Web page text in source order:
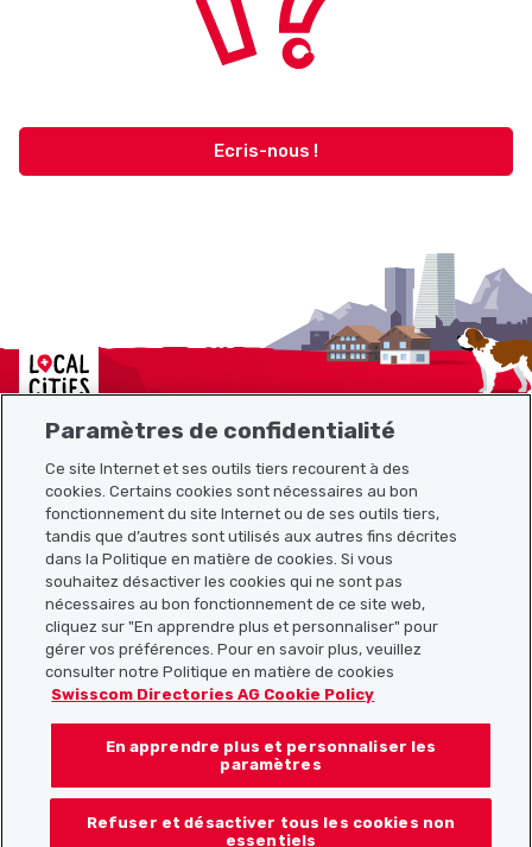
Ecris-nous !
Localcities
Plan du site
Liens utiles
Télécharger l’application Localcities
Suis-nous sur les réseaux sociaux :
Paramètres de confidentialité
Ce site Internet et ses outils tiers recourent à des
cookies. Certains cookies sont nécessaires au bon
fonctionnement du site Internet ou de ses outils tiers,
tandis que d’autres sont utilisés aux autres fins décrites
dans la Politique en matière de cookies. Si vous
souhaitez désactiver les cookies qui ne sont pas
nécessaires au bon fonctionnement de ce site web,
cliquez sur "En apprendre plus et personnaliser" pour
gérer vos préférences. Pour en savoir plus, veuillez
consulter notre Politique en matière de cookies
Swisscom Directories AG Cookie Policy
En apprendre plus et personnaliser les
paramètres
Refuser et désactiver tous les cookies non
essentiels